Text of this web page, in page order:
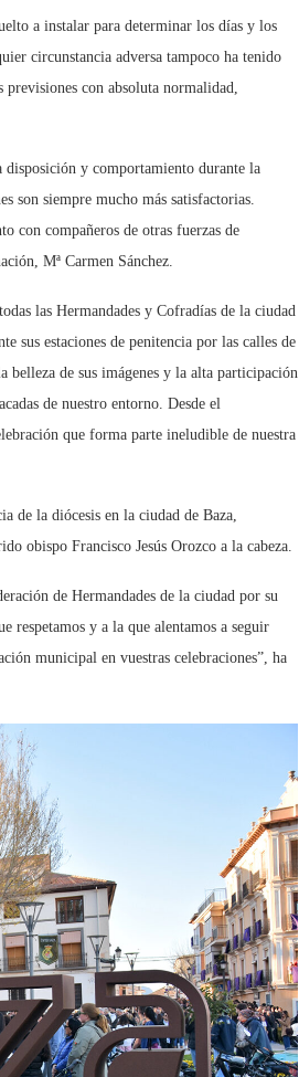
a instalar para determinar los días y los
circunstancia adversa tampoco ha tenido
con absoluta normalidad,
disposición y comportamiento durante la
son siempre mucho más satisfactorias.
con compañeros de otras fuerzas de
Mª Carmen Sánchez.
las Hermandades y Cofradías de la ciudad
sus estaciones de penitencia por las calles de
belleza de sus imágenes y la alta participación
de nuestro entorno. Desde el
que forma parte ineludible de nuestra
de la diócesis en la ciudad de Baza,
obispo Francisco Jesús Orozco a la cabeza.
de Hermandades de la ciudad por su
respetamos y a la que alentamos a seguir
municipal en vuestras celebraciones”, ha